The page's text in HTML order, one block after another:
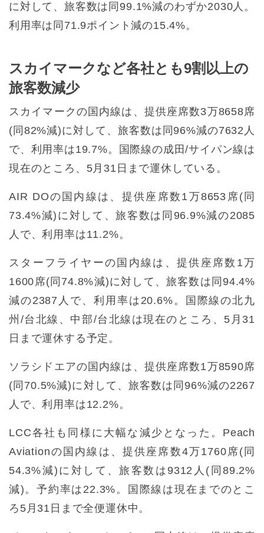
に対して、旅客数は同99.1%減のわずか2030人。
利用率は同71.9ポイント減の15.4%。
スカイマークなど各社とも9割以上の
旅客数減少
スカイマークの国内線は、提供座席数3万8658席
(同82%減)に対して、旅客数は同96%減の7632人
で、利用率は19.7%。国際線の成田/サイパン線は
現在のところ、5月31日まで運休している。
AIR DOの国内線は、提供座席数1万8653席(同
73.4%減)に対して、旅客数は同96.9%減の2085
人で、利用率は11.2%。
スターフライヤーの国内線は、提供座席数1万
1600席(同74.8%減)に対して、旅客数は同94.4%
減の2387人で、利用率は20.6%。国際線の北九
州/台北線、中部/台北線は現在のところ、5月31
日まで運休する予定。
ソラシドエアの国内線は、提供座席数1万8590席
(同70.5%減)に対して、旅客数は同96%減の2267
人で、利用率は12.2%。
LCC各社も同様に大幅な減少となった。Peach
Aviationの国内線は、提供座席数4万1760席(同
54.3%減)に対して、旅客数は9312人(同89.2%
減)。予約率は22.3%。国際線は現在までのとこ
ろ5月31日まで全便運休中。